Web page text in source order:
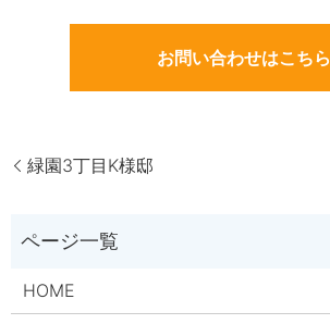
お問い合わせはこちら
緑園3丁目K様邸
HOME